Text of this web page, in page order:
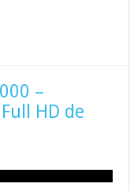
–
HD de